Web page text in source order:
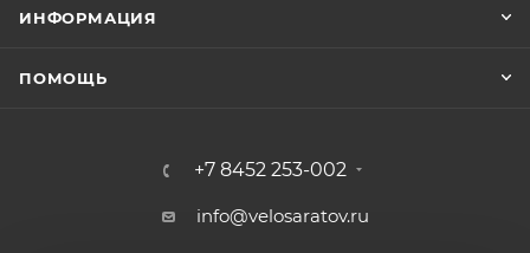
ИНФОРМАЦИЯ
ПОМОЩЬ
+7 8452 253-002
info@velosaratov.ru